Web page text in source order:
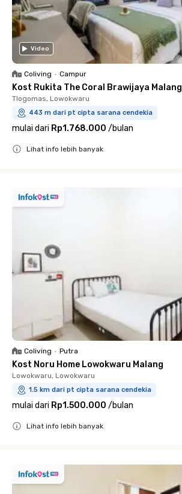
Video
Coliving • Campur
Kost Rukita The Coral Brawijaya Malang
Tlogomas, Lowokwaru
443 m dari pt cipta sarana cendekia
mulai dari Rp1.768.000 /bulan
Lihat info lebih banyak
Coliving • Putra
Kost Noru Home Lowokwaru Malang
Lowokwaru, Lowokwaru
1.5 km dari pt cipta sarana cendekia
mulai dari Rp1.500.000 /bulan
Lihat info lebih banyak